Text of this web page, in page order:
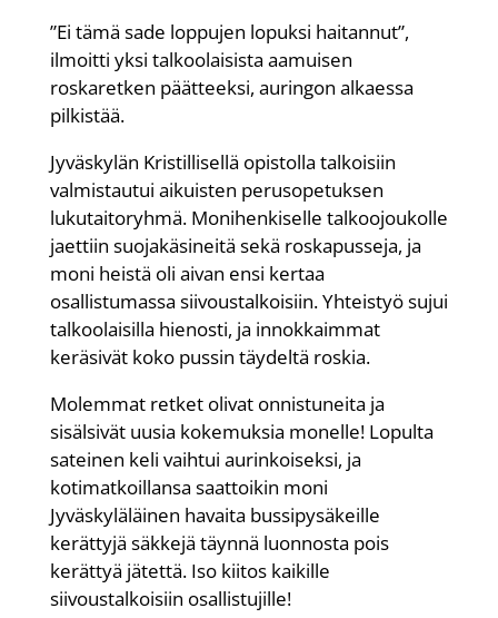
”Ei tämä sade loppujen lopuksi haitannut”,
ilmoitti yksi talkoolaisista aamuisen
roskaretken päätteeksi, auringon alkaessa
pilkistää.
Jyväskylän Kristillisellä opistolla talkoisiin
valmistautui aikuisten perusopetuksen
lukutaitoryhmä. Monihenkiselle talkoojoukolle
jaettiin suojakäsineitä sekä roskapusseja, ja
moni heistä oli aivan ensi kertaa
osallistumassa siivoustalkoisiin. Yhteistyö sujui
talkoolaisilla hienosti, ja innokkaimmat
keräsivät koko pussin täydeltä roskia.
Molemmat retket olivat onnistuneita ja
sisälsivät uusia kokemuksia monelle! Lopulta
sateinen keli vaihtui aurinkoiseksi, ja
kotimatkoillansa saattoikin moni
Jyväskyläläinen havaita bussipysäkeille
kerättyjä säkkejä täynnä luonnosta pois
kerättyä jätettä.Iso kiitos kaikille
siivoustalkoisiin osallistujille!